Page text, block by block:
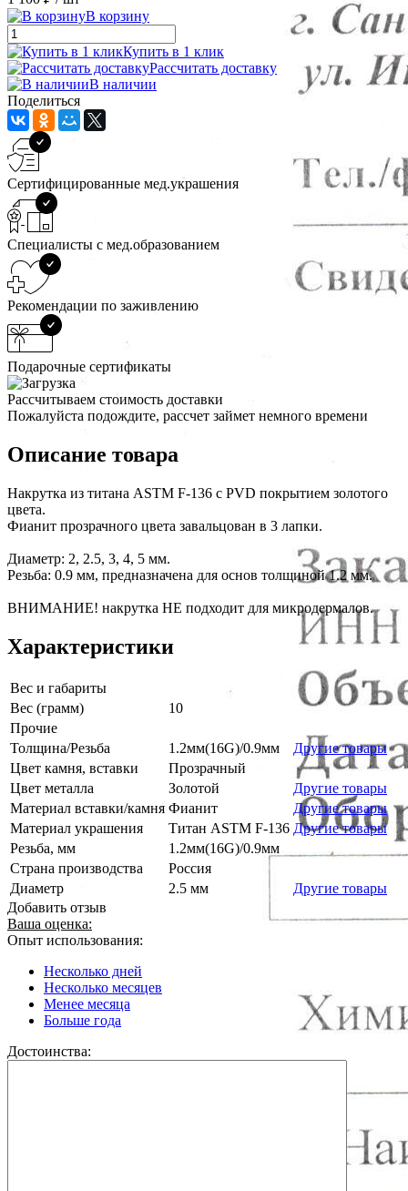
В корзину
Купить в 1 клик
Рассчитать доставку
В наличии
Поделиться
Сертифицированные мед.украшения
Специалисты с мед.образованием
Рекомендации по заживлению
Подарочные сертификаты
Рассчитываем стоимость доставки
Пожалуйста подождите, рассчет займет немного времени
Описание товара
Накрутка из титана ASTM F-136 с PVD покрытием золотого
цвета.
Фианит прозрачного цвета завальцован в 3 лапки.
Диаметр: 2, 2.5, 3, 4, 5 мм.
Резьба: 0.9 мм, предназначена для основ толщиной 1.2 мм.
ВНИМАНИЕ! накрутка НЕ подходит для микродермалов.
Характеристики
Вес и габариты
Вес (грамм)
10
Прочие
Толщина/Резьба
1.2мм(16G)/0.9мм
Другие товары
Цвет камня, вставки
Прозрачный
Цвет металла
Золотой
Другие товары
Материал вставки/камня Фианит
Другие товары
Материал украшения
Титан ASTM F-136 Другие товары
Резьба, мм
1.2мм(16G)/0.9мм
Страна производства
Россия
Диаметр
2.5 мм
Другие товары
Добавить отзыв
Ваша оценка:
Опыт использования:
Несколько дней
Несколько месяцев
Менее месяца
Больше года
Достоинства: